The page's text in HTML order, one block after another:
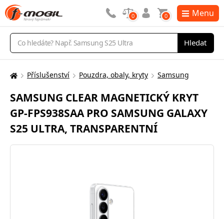
Vyhledávání
Hledat
0 0 Menu
Zde
nacházíte:
Příslušenství Pouzdra, obaly, kryty Samsung
SAMSUNG CLEAR MAGNETICKÝ KRYT
GP-FPS938SAA PRO SAMSUNG GALAXY
S25 ULTRA, TRANSPARENTNÍ